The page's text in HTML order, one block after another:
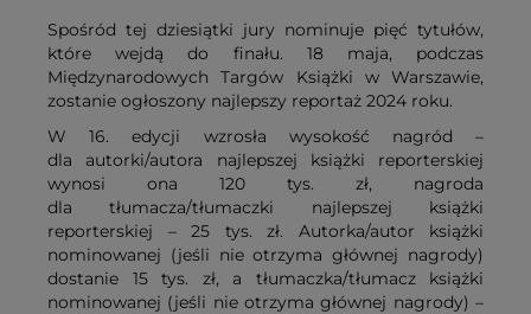
Spośród tej dziesiątki jury nominuje pięć tytułów,
które wejdą do finału. 18 maja, podczas
Międzynarodowych Targów Książki w Warszawie,
zostanie ogłoszony najlepszy reportaż 2024 roku.
W 16. edycji wzrosła wysokość nagród –
dla autorki/autora najlepszej książki reporterskiej
wynosi ona 120 tys. zł, nagroda
dla tłumacza/tłumaczki najlepszej książki
reporterskiej – 25 tys. zł. Autorka/autor książki
nominowanej (jeśli nie otrzyma głównej nagrody)
dostanie 15 tys. zł, a tłumaczka/tłumacz książki
nominowanej (jeśli nie otrzyma głównej nagrody) –